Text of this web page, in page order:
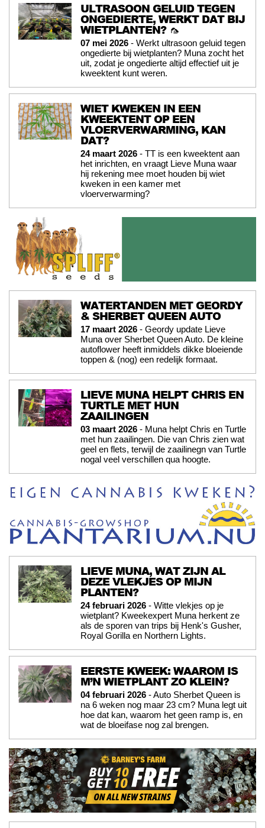
ULTRASOON GELUID TEGEN
ONGEDIERTE, WERKT DAT BIJ
WIETPLANTEN? 🦟
07 mei 2026 - Werkt ultrasoon geluid tegen
ongedierte bij wietplanten? Muna zocht het
uit, zodat je ongedierte altijd effectief uit je
kweektent kunt weren.
WIET KWEKEN IN EEN
KWEEKTENT OP EEN
VLOERVERWARMING, KAN
DAT?
24 maart 2026 - TT is een kweektent aan
het inrichten, en vraagt Lieve Muna waar
hij rekening mee moet houden bij wiet
kweken in een kamer met
vloerverwarming?
WATERTANDEN MET GEORDY
& SHERBET QUEEN AUTO
17 maart 2026 - Geordy update Lieve
Muna over Sherbet Queen Auto. De kleine
autoflower heeft inmiddels dikke bloeiende
toppen & (nog) een redelijk formaat.
LIEVE MUNA HELPT CHRIS EN
TURTLE MET HUN
ZAAILINGEN
03 maart 2026 - Muna helpt Chris en Turtle
met hun zaailingen. Die van Chris zien wat
geel en flets, terwijl de zaailinegn van Turtle
nogal veel verschillen qua hoogte.
LIEVE MUNA, WAT ZIJN AL
DEZE VLEKJES OP MIJN
PLANTEN?
24 februari 2026 - Witte vlekjes op je
wietplant? Kweekexpert Muna herkent ze
als de sporen van trips bij Henk's Gusher,
Royal Gorilla en Northern Lights.
EERSTE KWEEK: WAAROM IS
M’N WIETPLANT ZO KLEIN?
04 februari 2026 - Auto Sherbet Queen is
na 6 weken nog maar 23 cm? Muna legt uit
hoe dat kan, waarom het geen ramp is, en
wat de bloeifase nog zal brengen.